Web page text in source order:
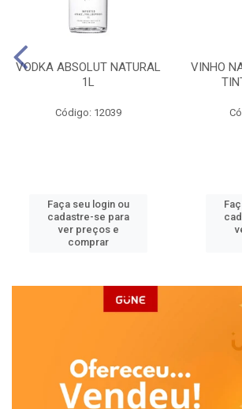
VODKA ABSOLUT NATURAL
1L
Código: 12039
Faça seu login ou
cadastre-se para
ver preços e
comprar
VINHO